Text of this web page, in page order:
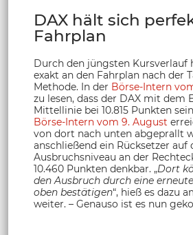
DAX hält sich
Fahrplan
Durch den jüngsten Kursverlauf
exakt an den Fahrplan nach der
Methode. In der Börse-Intern
zu lesen, dass der DAX mit dem
Mittellinie bei 10.815 Punkten
Börse-Intern vom 9. August
von dort nach unten abgeprallt
anschließend ein Rücksetzer auf
Ausbruchsniveau an der
10.460 Punkten denkbar. „Dort
den Ausbruch durch eine
oben bestätigen“, hieß es dazu
weiter. – Genauso ist es nun